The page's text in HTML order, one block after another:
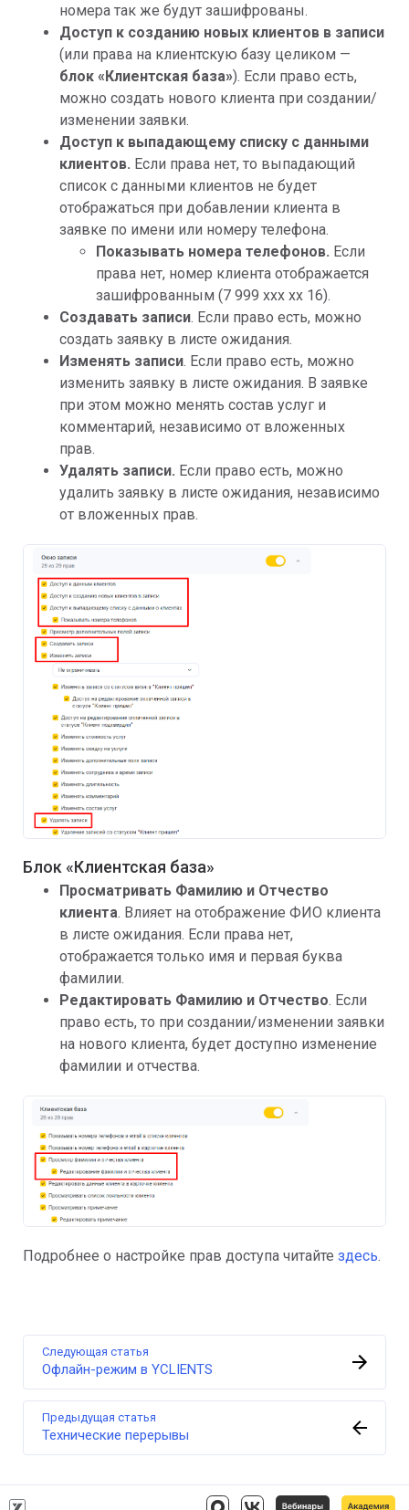
номера так же будут зашифрованы.
Доступ к созданию новых клиентов в записи
(или права на клиентскую базу целиком —
блок «Клиентская база»). Если право есть,
можно создать нового клиента при создании/
изменении заявки.
Доступ к выпадающему списку с данными
клиентов. Если права нет, то выпадающий
список с данными клиентов не будет
отображаться при добавлении клиента в
заявке по имени или номеру телефона.
Показывать номера телефонов. Если
права нет, номер клиента отображается
зашифрованным (7 999 ххх хх 16).
Создавать записи. Если право есть, можно
создать заявку в листе ожидания.
Изменять записи. Если право есть, можно
изменить заявку в листе ожидания. В заявке
при этом можно менять состав услуг и
комментарий, независимо от вложенных
прав.
Удалять записи. Если право есть, можно
удалить заявку в листе ожидания, независимо
от вложенных прав.
Блок «Клиентская база»
Просматривать Фамилию и Отчество
клиента. Влияет на отображение ФИО клиента
в листе ожидания. Если права нет,
отображается только имя и первая буква
фамилии.
Редактировать Фамилию и Отчество. Если
право есть, то при создании/изменении заявки
на нового клиента, будет доступно изменение
фамилии и отчества.
Подробнее о настройке прав доступа читайте здесь.
Предыдущая статья
Технические перерывы
Следующая статья
Офлайн-режим в YCLIENTS